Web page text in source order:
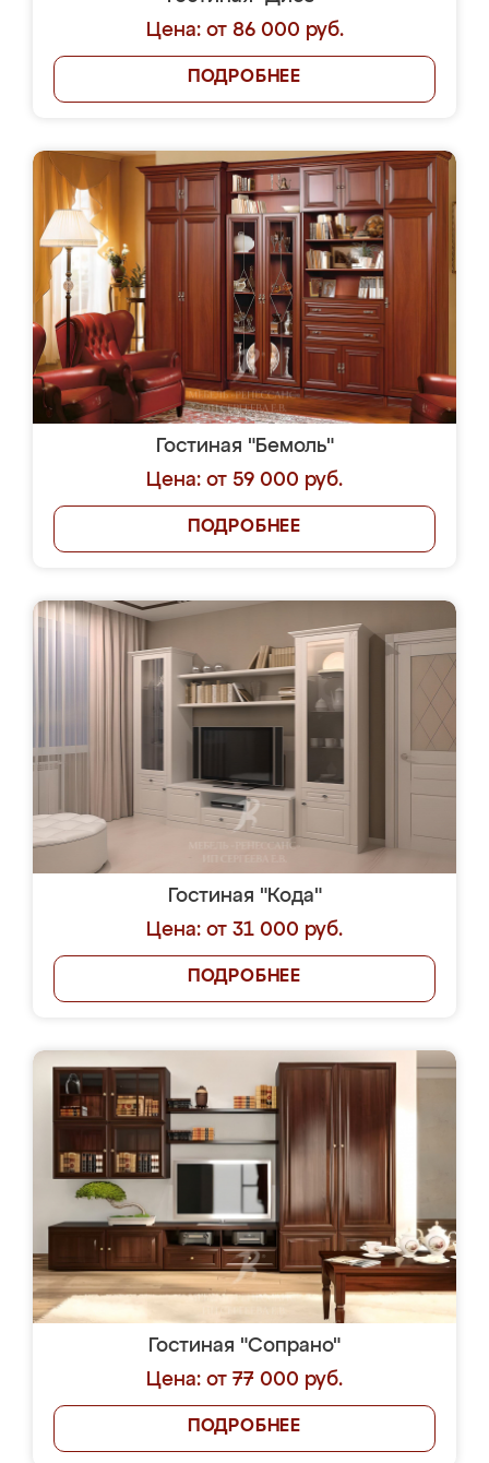
Цена: от 86 000 руб.
ПОДРОБНЕЕ
Гостиная "Бемоль"
Цена: от 59 000 руб.
ПОДРОБНЕЕ
Гостиная "Кода"
Цена: от 31 000 руб.
ПОДРОБНЕЕ
Гостиная "Сопрано"
Цена: от 77 000 руб.
ПОДРОБНЕЕ